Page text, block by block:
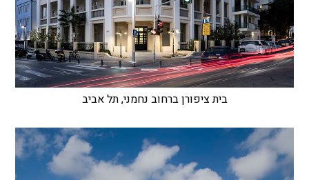
בית ציפורן ברחוב נחמני, תל אביב